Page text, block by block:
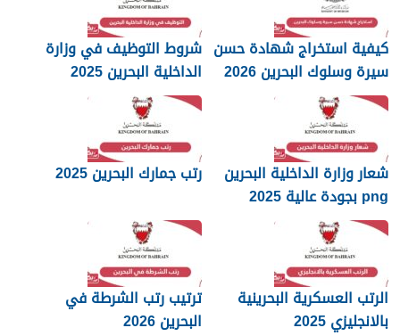
كيفية استخراج شهادة حسن
سيرة وسلوك البحرين 2026
شروط التوظيف في وزارة
الداخلية البحرين 2025
شعار وزارة الداخلية البحرين
png بجودة عالية 2025
رتب جمارك البحرين 2025
الرتب العسكرية البحرينية
بالانجليزي 2025
ترتيب رتب الشرطة في
البحرين 2026